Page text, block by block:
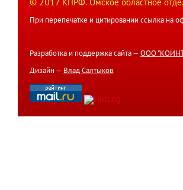
© 2017 КПРФ. Омское областное
При перепечатке и цитировании ссылка на
Разработка и поддержка сайта — ООО
Дизайн — Влад Салтыков.